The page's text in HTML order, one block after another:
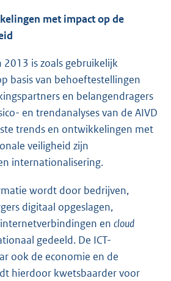
met impact op de
2013 is zoals gebruikelijk
basis van behoeftestellingen
en belangendragers
en trendanalyses van de AIVD
trends en ontwikkelingen met
veiligheid zijn
internationalisering.
wordt door bedrijven,
digitaal opgeslagen,
en cloud
gedeeld. De ICT-
ook de economie en de
hierdoor kwetsbaarder voor